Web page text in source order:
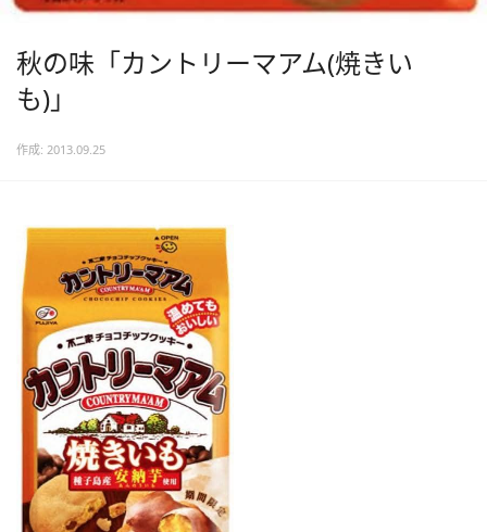
秋の味「カントリーマアム(焼きい
も)」
作成: 2013.09.25